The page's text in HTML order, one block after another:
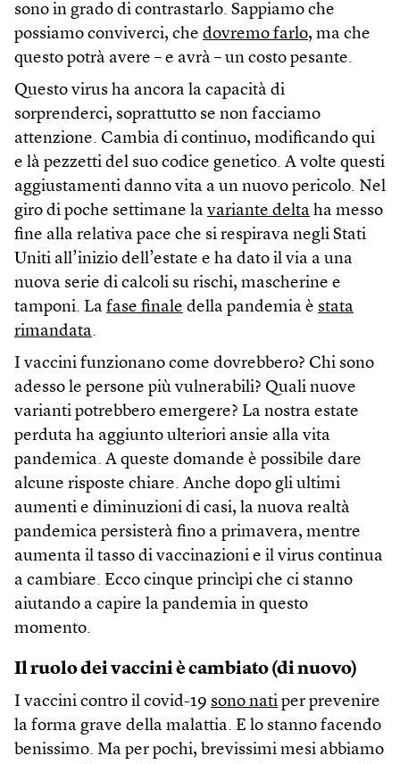
sono in grado di contrastarlo. Sappiamo che
possiamo conviverci, che dovremo farlo, ma che
questo potrà avere – e avrà – un costo pesante.
Questo virus ha ancora la capacità di
sorprenderci, soprattutto se non facciamo
attenzione. Cambia di continuo, modificando qui
e là pezzetti del suo codice genetico. A volte questi
aggiustamenti danno vita a un nuovo pericolo. Nel
giro di poche settimane la variante delta ha messo
fine alla relativa pace che si respirava negli Stati
Uniti all’inizio dell’estate e ha dato il via a una
nuova serie di calcoli su rischi, mascherine e
tamponi. La fase finale della pandemia è stata
rimandata.
I vaccini funzionano come dovrebbero? Chi sono
adesso le persone più vulnerabili? Quali nuove
varianti potrebbero emergere? La nostra estate
perduta ha aggiunto ulteriori ansie alla vita
pandemica. A queste domande è possibile dare
alcune risposte chiare. Anche dopo gli ultimi
aumenti e diminuzioni di casi, la nuova realtà
pandemica persisterà fino a primavera, mentre
aumenta il tasso di vaccinazioni e il virus continua
a cambiare. Ecco cinque princìpi che ci stanno
aiutando a capire la pandemia in questo
momento.
Il ruolo dei vaccini è cambiato (di nuovo)
I vaccini contro il covid-19 sono nati per prevenire
la forma grave della malattia. E lo stanno facendo
benissimo. Ma per pochi, brevissimi mesi abbiamo